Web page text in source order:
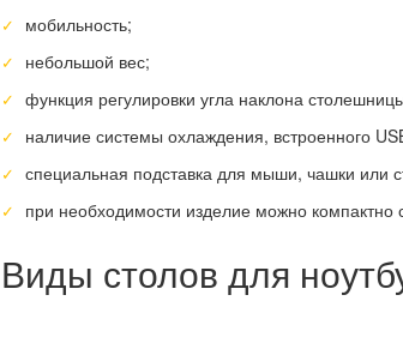
мобильность;
небольшой вес;
функция регулировки угла наклона
наличие системы охлаждения, встроенного
специальная подставка для мыши, чашки или
при необходимости изделие можно компактно
Виды столов для